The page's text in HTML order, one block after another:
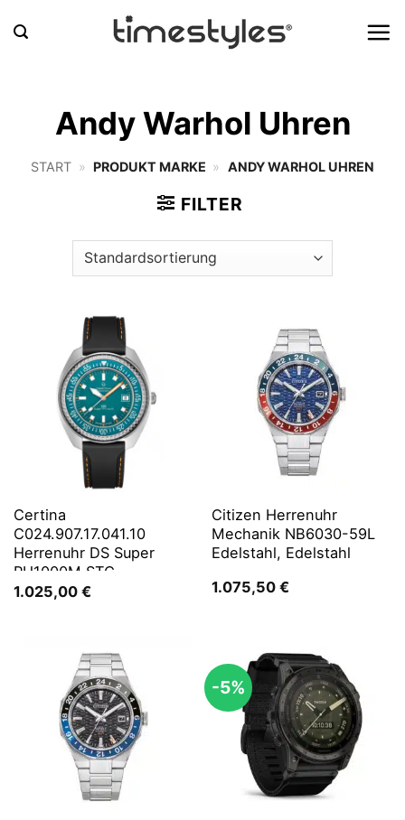
Inhalt
Andy Warhol Uhren
START » PRODUKT MARKE » ANDY WARHOL UHREN
FILTER
Certina
C024.907.17.041.10
Herrenuhr DS Super
PH1000M STC
1.025,00 €
Citizen Herrenuhr
Mechanik NB6030-59L
Edelstahl, Edelstahl
1.075,50 €
-5%